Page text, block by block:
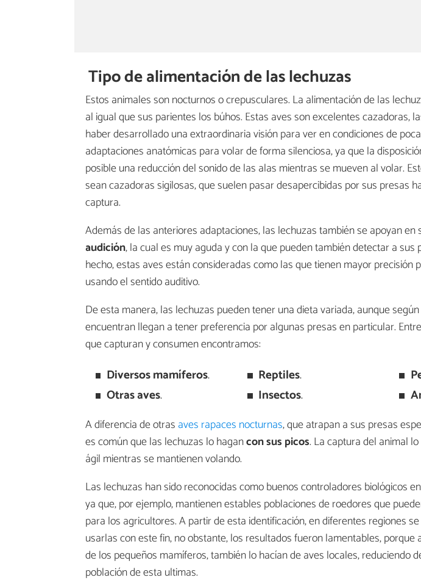
Tipo de alimentación de las lechuzas
Estos animales son nocturnos o crepusculares. La alimentación de las
al igual que sus parientes los búhos. Estas aves son excelentes cazadoras,
haber desarrollado una extraordinaria visión para ver en condiciones de
adaptaciones anatómicas para volar de forma silenciosa, ya que la
posible una reducción del sonido de las alas mientras se mueven al volar.
sean cazadoras sigilosas, que suelen pasar desapercibidas por sus presas
captura.
Además de las anteriores adaptaciones, las lechuzas también se apoyan en
audición, la cual es muy aguda y con la que pueden también detectar a sus
hecho, estas aves están consideradas como las que tienen mayor precisión
usando el sentido auditivo.
De esta manera, las lechuzas pueden tener una dieta variada, aunque
encuentran llegan a tener preferencia por algunas presas en particular.
que capturan y consumen encontramos:
Diversos mamíferos.
Otras aves.
Reptiles.
Insectos.
A diferencia de otras aves rapaces nocturnas, que atrapan a sus presas
es común que las lechuzas lo hagancon sus picos. La captura del animal
ágil mientras se mantienen volando.
Las lechuzas han sido reconocidas como buenos controladores biológicos
ya que, por ejemplo, mantienen estables poblaciones de roedores que
para los agricultores. A partir de esta identificación, en diferentes regiones
usarlas con este fin, no obstante, los resultados fueron lamentables,
de los pequeños mamíferos, también lo hacían de aves locales, reduciendo
población de esta ultimas.